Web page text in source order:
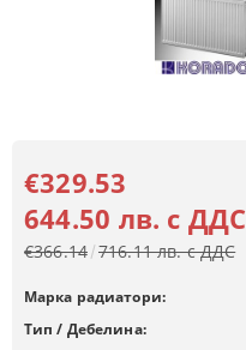
€329.53
644.50 лв. с ДДС
€366.14 716.11 лв. с ДДС
Марка радиатори:
Тип / Дебелина: